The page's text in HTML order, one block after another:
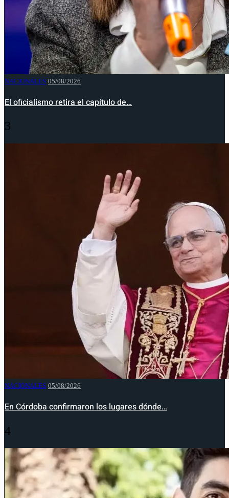
NACIONALES 05/08/2026
El oficialismo retira el capítulo de…
3
NACIONALES 05/08/2026
En Córdoba confirmaron los lugares dónde…
4